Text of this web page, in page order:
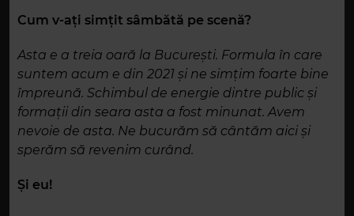
Cum v-ați simțit sâmbătă pe scenă?
Asta e a treia oară la București. Formula în care
suntem acum e din 2021 și ne simțim foarte bine
împreună. Schimbul de energie dintre public și
formații din seara asta a fost minunat. Avem
nevoie de asta. Ne bucurăm să cântăm aici și
sperăm să revenim curând.
Și eu!